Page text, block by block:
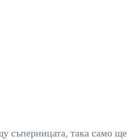
съперницата, така само ще